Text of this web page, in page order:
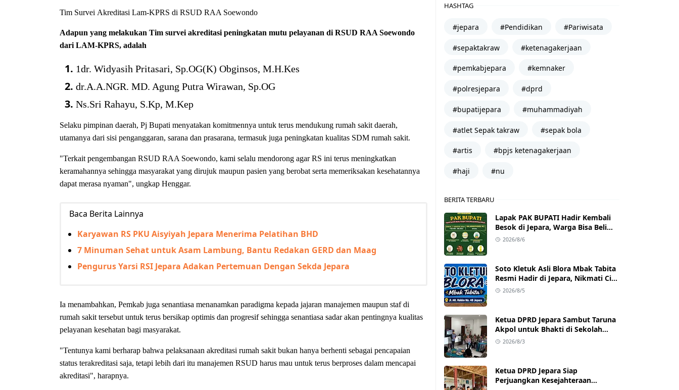
Tim Survei Akreditasi Lam-KPRS di RSUD RAA Soewondo
Adapun yang melakukan Tim survei akreditasi peningkatan mutu pelayanan di RSUD RAA Soewondo
dari LAM-KPRS, adalah
1dr. Widyasih Pritasari, Sp.OG(K) Obginsos, M.H.Kes
dr.A.A.NGR. MD. Agung Putra Wirawan, Sp.OG
Ns.Sri Rahayu, S.Kp, M.Kep
Selaku pimpinan daerah, Pj Bupati menyatakan komitmennya untuk terus mendukung rumah sakit daerah,
utamanya dari sisi penganggaran, sarana dan prasarana, termasuk juga peningkatan kualitas SDM rumah sakit.
"Terkait pengembangan RSUD RAA Soewondo, kami selalu mendorong agar RS ini terus meningkatkan
keramahannya sehingga masyarakat yang dirujuk maupun pasien yang berobat serta memeriksakan kesehatannya
dapat merasa nyaman", ungkap Henggar.
Baca Berita Lainnya
Karyawan RS PKU Aisyiyah Jepara Menerima Pelatihan BHD
7 Minuman Sehat untuk Asam Lambung, Bantu Redakan GERD dan Maag
Pengurus Yarsi RSI Jepara Adakan Pertemuan Dengan Sekda Jepara
Ia menambahkan, Pemkab juga senantiasa menanamkan paradigma kepada jajaran manajemen maupun staf di
rumah sakit tersebut untuk terus bersikap optimis dan progresif sehingga senantiasa sadar akan pentingnya kualitas
pelayanan kesehatan bagi masyarakat.
"Tentunya kami berharap bahwa pelaksanaan akreditasi rumah sakit bukan hanya berhenti sebagai pencapaian
status terakreditasi saja, tetapi lebih dari itu manajemen RSUD harus mau untuk terus berproses dalam mencapai
akreditasi", harapnya.
HASHTAG
#jepara #Pendidikan #Pariwisata
#sepaktakraw #ketenagakerjaan
#pemkabjepara #kemnaker
#polresjepara #dprd
#bupatijepara #muhammadiyah
#atlet Sepak takraw #sepak bola
#artis #bpjs ketenagakerjaan
#haji #nu
BERITA TERBARU
Lapak PAK BUPATI Hadir Kembali
Besok di Jepara, Warga Bisa Beli
Beras hingga Minyak Goreng
2026/8/6
Soto Kletuk Asli Blora Mbak Tabita
Resmi Hadir di Jepara, Nikmati Cita
Rasa Autentik Mulai Rp10 Ribu
2026/8/5
Ketua DPRD Jepara Sambut Taruna
Akpol untuk Bhakti di Sekolah
Rakyat Jepara
2026/8/3
Ketua DPRD Jepara Siap
Perjuangkan Kesejahteraan